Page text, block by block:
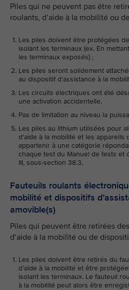
Piles qui ne peuvent pas être
roulants, d’aide à la mobilité ou
Les piles doivent être protégées
isolant les terminaux (ex. En
les terminaux exposés) ;
Les piles seront solidement
au dispositif d'assistance à la
Les circuits électriques ont été
une activation accidentelle.
Pas de limitation au niveau la
Les piles au lithium utilisées pour
d'aide à la mobilité et les appareils
appartenir à une catégorie
chaque test du Manuel de tests et
III, sous-section 38.3.
Fauteuils roulants
mobilité et dispositifs
amovible(s)
Piles qui peuvent être retirées
d’aide à la mobilité ou de
Les piles doivent être retirés du
d’aide à la mobilité et être
isolant les terminaux. Le fauteuil
à la mobilité peut alors être